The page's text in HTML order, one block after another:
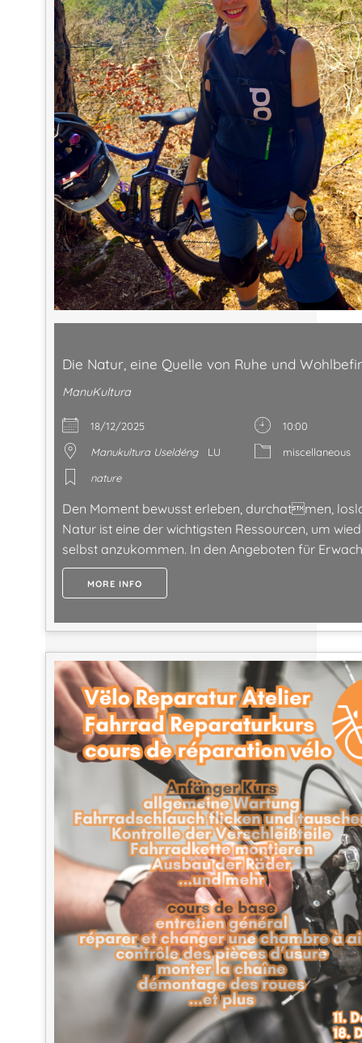
Die Natur, eine Quelle von Ruhe und
ManuKultura
18/12/2025
10:00
Manukultura Useldéng
LU
miscellaneous
nature
Den Moment bewusst erleben, durchatmen,
Natur ist eine der wichtigsten Ressourcen, um
selbst anzukommen. In den Angeboten für
MORE INFO